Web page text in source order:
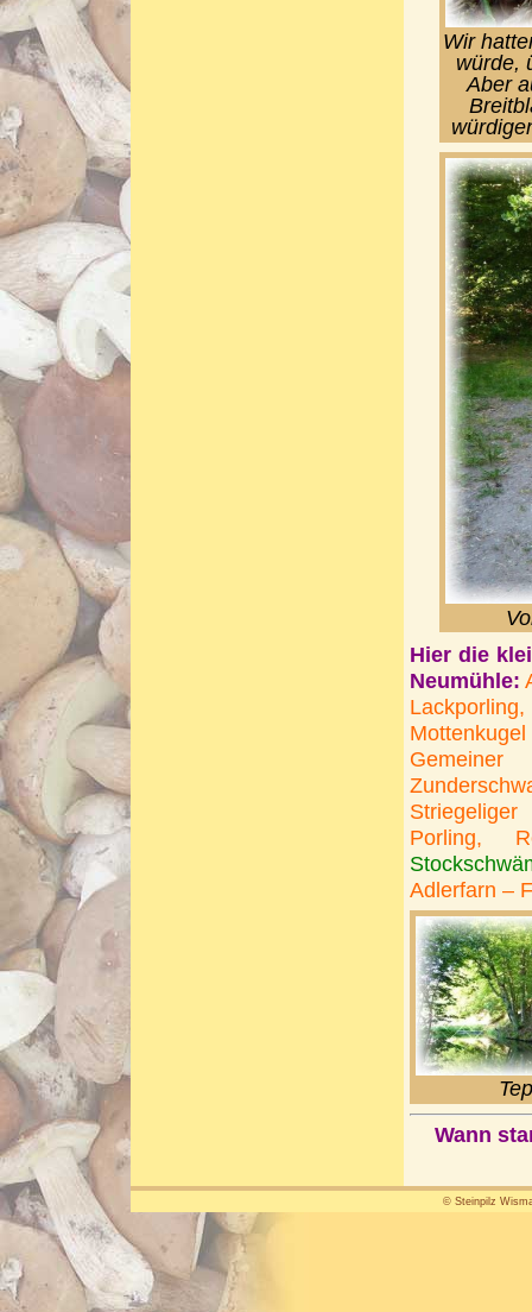
Wir
würde,
Aber
Hier die
Neumühle:
Gemeiner
Porling,
Adlerfarn –
Wann
© Steinpilz